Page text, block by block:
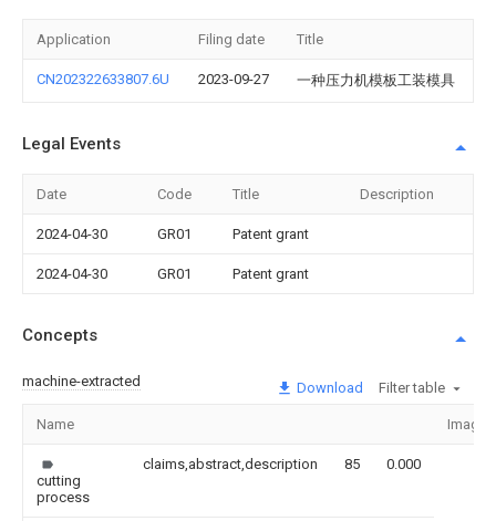
Application Filing date Title
CN202322633807.6U 2023-09-27 一种压力机模板工装模具
Legal Events
Date Code Title Description
2024-04-30 GR01 Patent grant
2024-04-30 GR01 Patent grant
Concepts
machine-extracted Download Filter table
Name Image
cutting
process
claims,abstract,description 85 0.000